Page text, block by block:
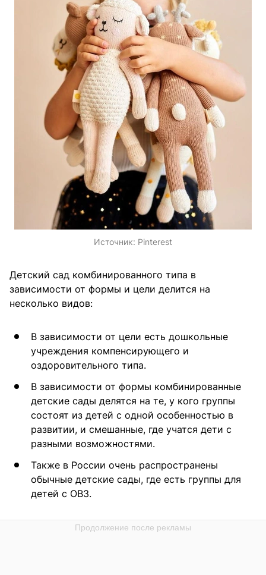
Источник: Pinterest
Детский сад комбинированного типа в
зависимости от формы и цели делится на
несколько видов:
В зависимости от цели есть дошкольные
учреждения компенсирующего и
оздоровительного типа.
В зависимости от формы комбинированные
детские сады делятся на те, у кого группы
состоят из детей с одной особенностью в
развитии, и смешанные, где учатся дети с
разными возможностями.
Также в России очень распространены
обычные детские сады, где есть группы для
детей с ОВЗ.